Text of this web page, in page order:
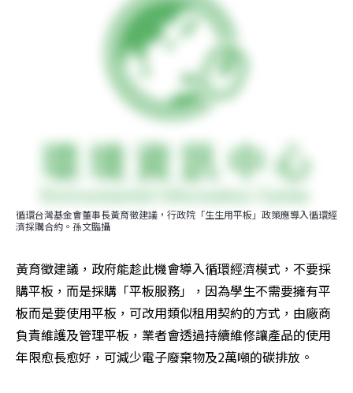
循環台灣基金會董事長黃育徵建議，行政院「生生用平板」政策應導入循環經
濟採購合約。孫文臨攝
黃育徵建議，政府能趁此機會導入循環經濟模式，不要採
購平板，而是採購「平板服務」，因為學生不需要擁有平
板而是要使用平板，可改用類似租用契約的方式，由廠商
負責維護及管理平板，業者會透過持續維修讓產品的使用
年限愈長愈好，可減少電子廢棄物及2萬噸的碳排放。